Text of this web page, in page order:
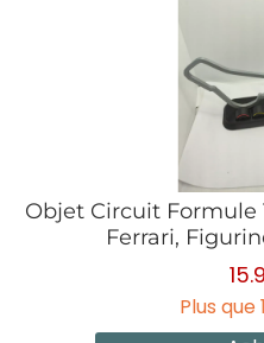
Objet Circuit Formule
Ferrari,
Plus que